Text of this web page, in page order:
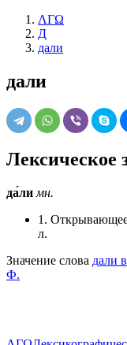
ΛΓΩ
Д
дали
дали
Лексическое
да́ли мн.
1.
л.
Значение слова дали
Ф.